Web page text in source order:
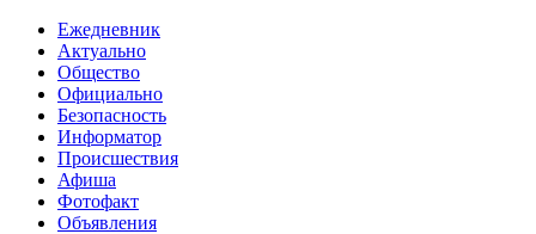
Ежедневник
Актуально
Общество
Официально
Безопасность
Информатор
Происшествия
Афиша
Фотофакт
Объявления